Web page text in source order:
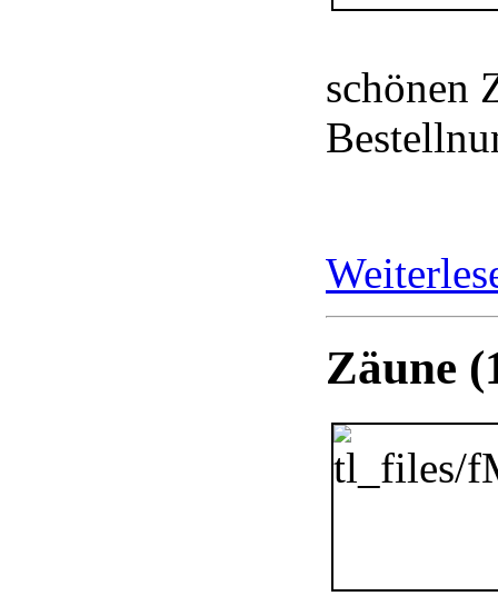
schönen
Zäune